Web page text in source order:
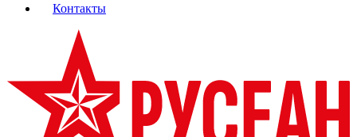
Контакты